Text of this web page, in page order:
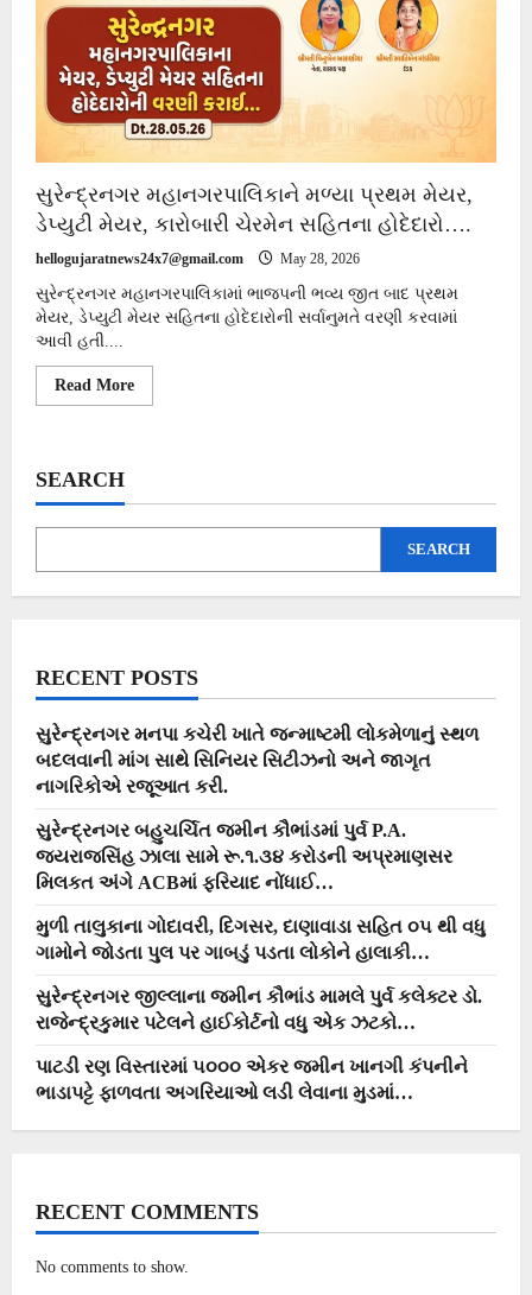
સુરેન્દ્રનગર મહાનગરપાલિકાને મળ્યા પ્રથમ મેયર,
ડેપ્યુટી મેયર, કારોબારી ચેરમેન સહિતના હોદેદારો….
hellogujaratnews24x7@gmail.com May 28, 2026
સુરેન્દ્રનગર મહાનગરપાલિકામાં ભાજપની ભવ્ય જીત બાદ પ્રથમ
મેયર, ડેપ્યુટી મેયર સહિતના હોદેદારોની સર્વાનુમતે વરણી કરવામાં
આવી હતી....
Read MoreRead
મેયર,
મેયર,
હોદેદારો….
SEARCH
SEARCH
RECENT POSTS
સુરેન્દ્રનગર મનપા કચેરી ખાતે જન્માષ્ટમી લોકમેળાનું સ્થળ
બદલવાની માંગ સાથે સિનિયર સિટીઝનો અને જાગૃત
નાગરિકોએ રજૂઆત કરી.
સુરેન્દ્રનગર બહુચર્ચિત જમીન કૌભાંડમાં પુર્વ P.A.
જયરાજસિંહ ઝાલા સામે રૂ.૧.૩૪ કરોડની અપ્રમાણસર
મિલકત અંગે ACBમાં ફરિયાદ નોંધાઈ…
મુળી તાલુકાના ગોદાવરી, દિગસર, દાણાવાડા સહિત ૦૫ થી વધુ
ગામોને જોડતા પુલ પર ગાબડું પડતા લોકોને હાલાકી…
સુરેન્દ્રનગર જીલ્લાના જમીન કૌભાંડ મામલે પુર્વ કલેક્ટર ડો.
રાજેન્દ્રકુમાર પટેલને હાઈકોર્ટનો વધુ એક ઝટકો…
પાટડી રણ વિસ્તારમાં ૫૦૦૦ એકર જમીન ખાનગી કંપનીને
ભાડાપટ્ટે ફાળવતા અગરિયાઓ લડી લેવાના મુડમાં…
RECENT COMMENTS
No comments to show.